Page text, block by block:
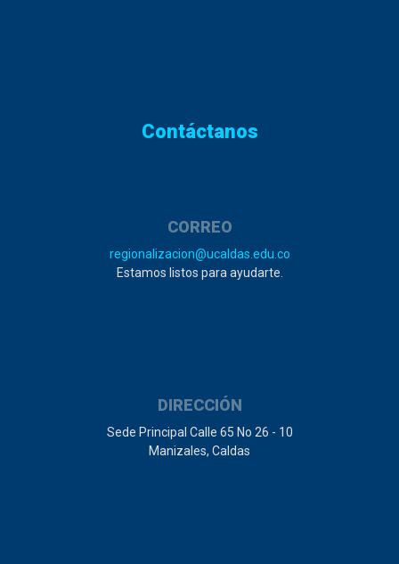
Contáctanos
CORREO
regionalizacion@ucaldas.edu.co
Estamos listos para ayudarte.
DIRECCIÓN
Sede Principal Calle 65 No 26 - 10
Manizales, Caldas